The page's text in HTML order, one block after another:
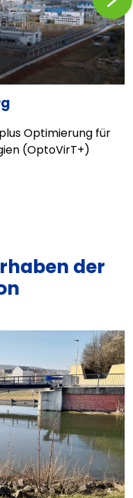
Optimierung für
(OptoVirT+)
der